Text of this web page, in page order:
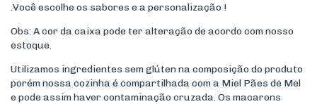
.Você escolhe os sabores e a personalização !
Obs: A cor da caixa pode ter alteração de acordo com nosso
estoque.
Utilizamos ingredientes sem glúten na composição do produto
porém nossa cozinha é compartilhada com a Miel Pães de Mel
e pode assim haver contaminação cruzada. Os macarons